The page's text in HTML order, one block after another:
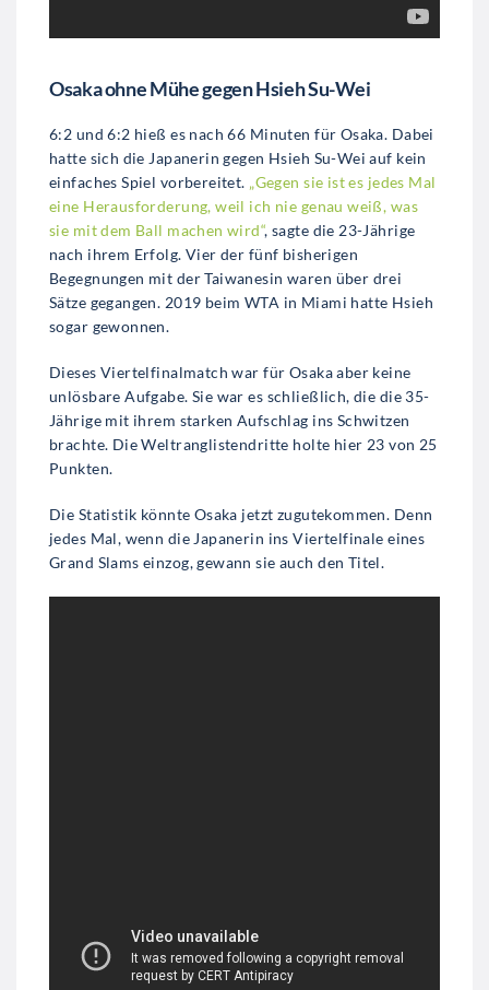
Osaka ohne Mühe gegen Hsieh Su-Wei
6:2 und 6:2 hieß es nach 66 Minuten für Osaka. Dabei
hatte sich die Japanerin gegen Hsieh Su-Wei auf kein
einfaches Spiel vorbereitet. „Gegen sie ist es jedes Mal
eine Herausforderung, weil ich nie genau weiß, was
sie mit dem Ball machen wird“, sagte die 23-Jährige
nach ihrem Erfolg. Vier der fünf bisherigen
Begegnungen mit der Taiwanesin waren über drei
Sätze gegangen. 2019 beim WTA in Miami hatte Hsieh
sogar gewonnen.
Dieses Viertelfinalmatch war für Osaka aber keine
unlösbare Aufgabe. Sie war es schließlich, die die 35-
Jährige mit ihrem starken Aufschlag ins Schwitzen
brachte. Die Weltranglistendritte holte hier 23 von 25
Punkten.
Die Statistik könnte Osaka jetzt zugutekommen. Denn
jedes Mal, wenn die Japanerin ins Viertelfinale eines
Grand Slams einzog, gewann sie auch den Titel.